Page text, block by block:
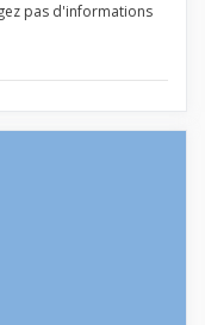
pas d'informations